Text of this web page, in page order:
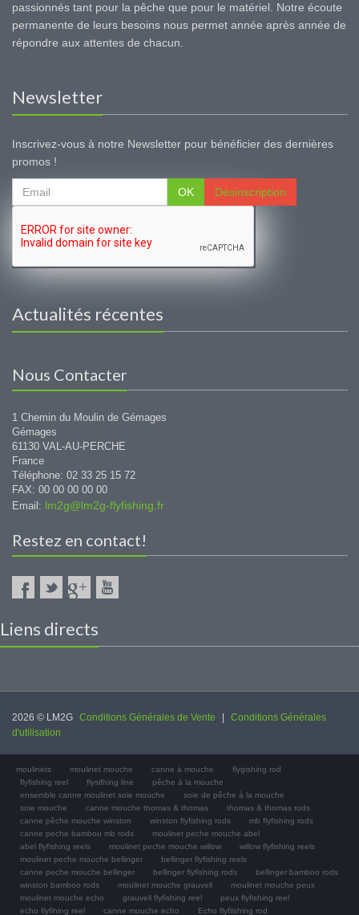
passionnés tant pour la pêche que pour le matériel. Notre écoute
permanente de leurs besoins nous permet année après année de
répondre aux attentes de chacun.
Newsletter
Inscrivez-vous à notre Newsletter pour bénéficier des dernières
promos !
OK Désinscription
Actualités récentes
Nous Contacter
1 Chemin du Moulin de Gémages
Gémages
61130 VAL-AU-PERCHE
France
Téléphone: 02 33 25 15 72
FAX: 00 00 00 00 00
Email: lm2g@lm2g-flyfishing.fr
Restez en contact!
Liens directs
2026 © LM2G Conditions Générales de Vente
Conditions Générales
d'utilisation
moulinets moulinet mouche canne à mouche
flygishing rod
flyfishing reel
flysifhing line
pêche à la mouche
ensemble canne moulinet soie mouche
soie de pêche à la mouche
soie mouche
canne mouche thomas & thomas
thomas & thomas rods
canne pêche mouche winston
winston flyfishing rods
mb flyfishing rods
canne peche bambou mb rods
moulinet peche mouche abel
abel flyfishing reels
moulinet peche mouche willow
willow flyfishing reels
moulinet peche mouche bellinger
bellinger flyfishing reels
canne peche mouche bellinger
bellinger flyfishing rods
bellinger bamboo rods
winston bamboo rods
moulinet mouche grauvell
moulinet mouche peux
moulinet mouche echo
grauvell flyfishing reel
peux flyfishing reel
echo flyfihing reel
canne mouche echo Echo flyfiishing rod